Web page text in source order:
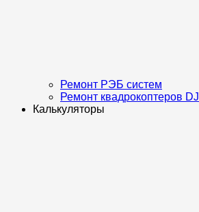
Ремонт РЭБ систем
Ремонт квадрокоптеров DJI
Калькуляторы